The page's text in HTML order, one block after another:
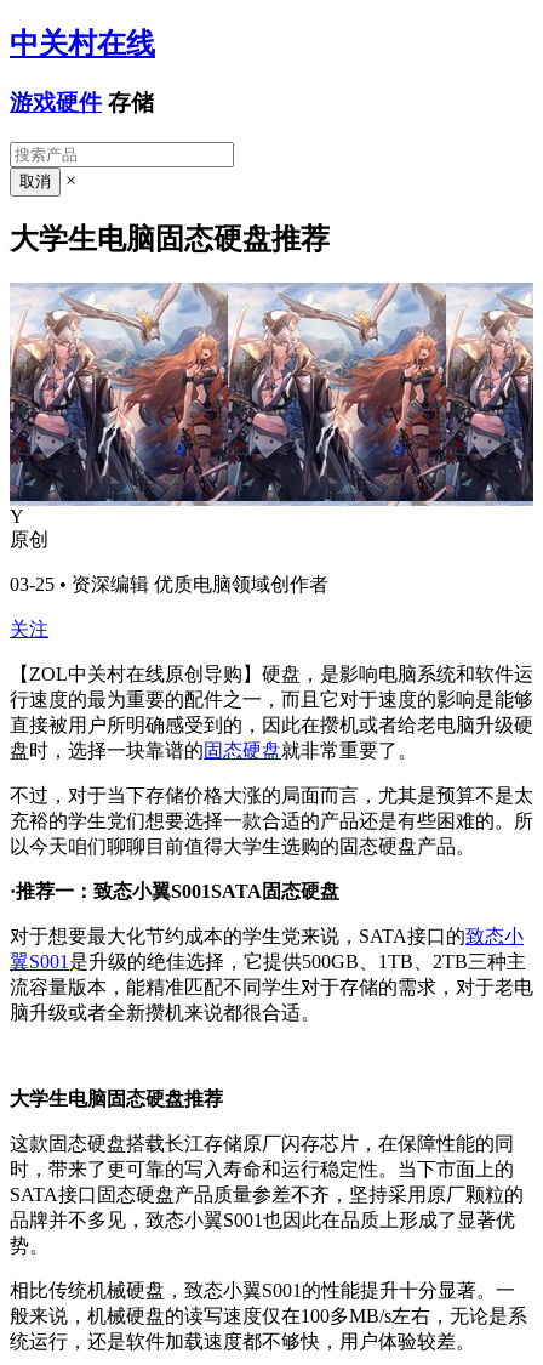
中关村在线
游戏硬件 存储
×
大学生电脑固态硬盘推荐
Y
原创
03-25 • 资深编辑 优质电脑领域创作者
关注
【ZOL中关村在线原创导购】硬盘，是影响电脑系统和软件运
行速度的最为重要的配件之一，而且它对于速度的影响是能够
直接被用户所明确感受到的，因此在攒机或者给老电脑升级硬
盘时，选择一块靠谱的固态硬盘就非常重要了。
不过，对于当下存储价格大涨的局面而言，尤其是预算不是太
充裕的学生党们想要选择一款合适的产品还是有些困难的。所
以今天咱们聊聊目前值得大学生选购的固态硬盘产品。
·推荐一：致态小翼S001SATA固态硬盘
对于想要最大化节约成本的学生党来说，SATA接口的致态小
翼S001 是升级的绝佳选择，它提供500GB、1TB、2TB三种主
流容量版本，能精准匹配不同学生对于存储的需求，对于老电
脑升级或者全新攒机来说都很合适。
大学生电脑固态硬盘推荐
这款固态硬盘搭载长江存储原厂闪存芯片，在保障性能的同
时，带来了更可靠的写入寿命和运行稳定性。当下市面上的
SATA接口固态硬盘产品质量参差不齐，坚持采用原厂颗粒的
品牌并不多见，致态小翼S001也因此在品质上形成了显著优
势。
相比传统机械硬盘，致态小翼S001的性能提升十分显著。一
般来说，机械硬盘的读写速度仅在100多MB/s左右，无论是系
统运行，还是软件加载速度都不够快，用户体验较差。